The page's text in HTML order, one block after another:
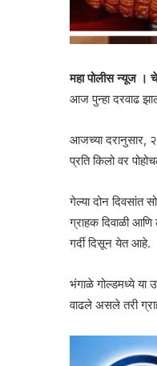
महा पोलीस न्यूज ।
आज पुन्हा दरवाढ
आजच्या दरानुसार,
प्रति किलो वर
गेल्या दोन दिवसांत
ग्राहक दिवाळी आणि
गर्दी दिसून येत आहे.
भंगाळे गोल्डमध्ये या
वाढले असले तरी